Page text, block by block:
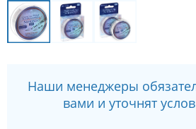
Наши менеджеры
вами и уточнят